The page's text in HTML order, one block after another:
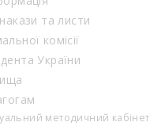
та листи
комісії
України
методичний кабінет